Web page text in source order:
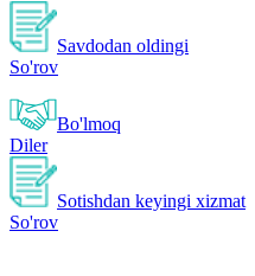
Savdodan oldingi
So'rov
Bo'lmoq
Diler
Sotishdan keyingi xizmat
So'rov